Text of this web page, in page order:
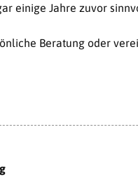
einige Jahre zuvor
Beratung oder